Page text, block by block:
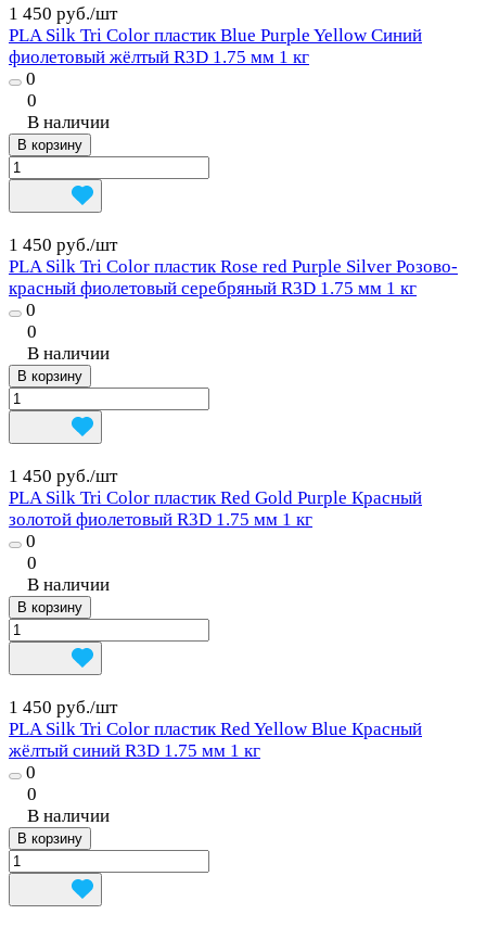
1 450 руб./шт
PLA Silk Tri Color пластик Blue Purple Yellow Синий
фиолетовый жёлтый R3D 1.75 мм 1 кг
0
0
В наличии
В корзину
1 450 руб./шт
PLA Silk Tri Color пластик Rose red Purple Silver Розово-
красный фиолетовый серебряный R3D 1.75 мм 1 кг
0
0
В наличии
В корзину
1 450 руб./шт
PLA Silk Tri Color пластик Red Gold Purple Красный
золотой фиолетовый R3D 1.75 мм 1 кг
0
0
В наличии
В корзину
1 450 руб./шт
PLA Silk Tri Color пластик Red Yellow Blue Красный
жёлтый синий R3D 1.75 мм 1 кг
0
0
В наличии
В корзину